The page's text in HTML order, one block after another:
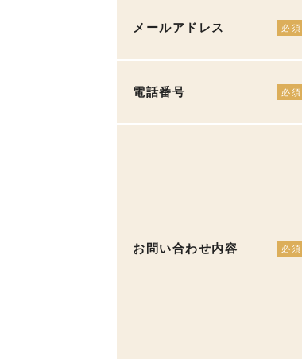
メールアドレス 必須
電話番号 必須
お問い合わせ内容 必須